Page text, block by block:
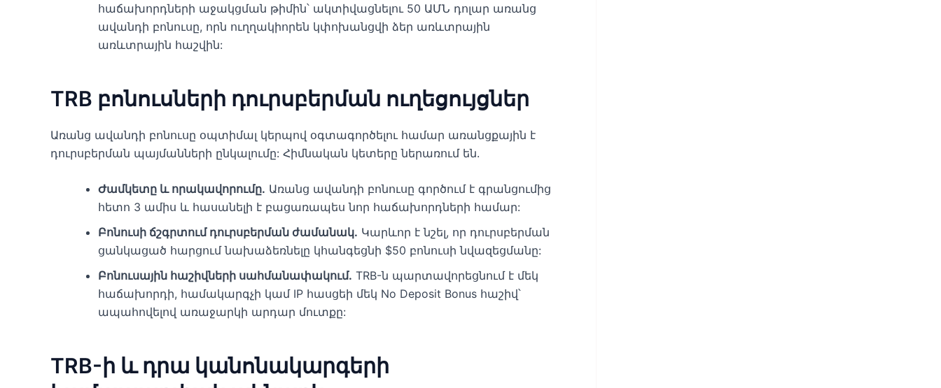
հաճախորդների աջակցման թիմին՝ ակտիվացնելու 50 ԱՄՆ դոլար առանց
ավանդի բոնուսը, որն ուղղակիորեն կփոխանցվի ձեր առևտրային
առևտրային հաշվին:
TRB բոնուսների դուրսբերման ուղեցույցներ
Առանց ավանդի բոնուսը օպտիմալ կերպով օգտագործելու համար առանցքային է
դուրսբերման պայմանների ընկալումը: Հիմնական կետերը ներառում են.
Ժամկետը և որակավորումը. Առանց ավանդի բոնուսը գործում է գրանցումից
հետո 3 ամիս և հասանելի է բացառապես նոր հաճախորդների համար:
Բոնուսի ճշգրտում դուրսբերման ժամանակ. Կարևոր է նշել, որ դուրսբերման
ցանկացած հարցում նախաձեռնելը կհանգեցնի $50 բոնուսի նվազեցմանը:
Բոնուսային հաշիվների սահմանափակում. TRB-ն պարտավորեցնում է մեկ
հաճախորդի, համակարգչի կամ IP հասցեի մեկ No Deposit Bonus հաշիվ՝
ապահովելով առաջարկի արդար մուտքը:
TRB-ի և դրա կանոնակարգերի